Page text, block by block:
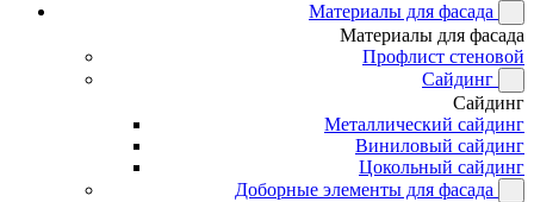
Материалы для фасада
Материалы для фасада
Профлист стеновой
Сайдинг
Сайдинг
Металлический сайдинг
Виниловый сайдинг
Цокольный сайдинг
Доборные элементы для фасада